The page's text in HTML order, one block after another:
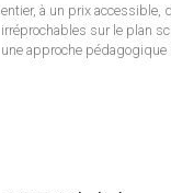
entier, à un prix accessible,
irréprochables sur le plan
une approche pédagogique